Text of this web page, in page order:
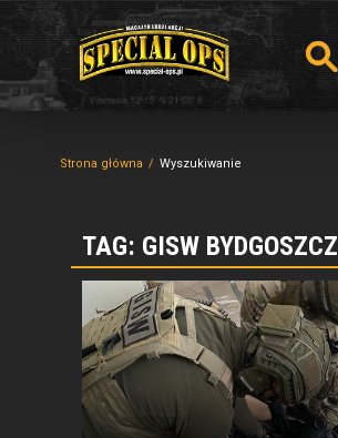
Strona główna Wyszukiwanie
TAG: GISW BYDGOSZCZ